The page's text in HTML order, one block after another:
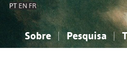
PT EN FR
Sobre Pesquisa